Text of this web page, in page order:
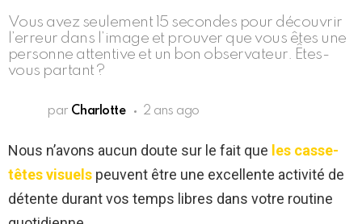
Vous avez seulement 15 secondes pour découvrir
l’erreur dans l’image et prouver que vous êtes une
personne attentive et un bon observateur. Êtes-
vous partant ?
par Charlotte 2 ans ago
Nous n’avons aucun doute sur le fait que les casse-
têtes visuels peuvent être une excellente activité de
détente durant vos temps libres dans votre routine